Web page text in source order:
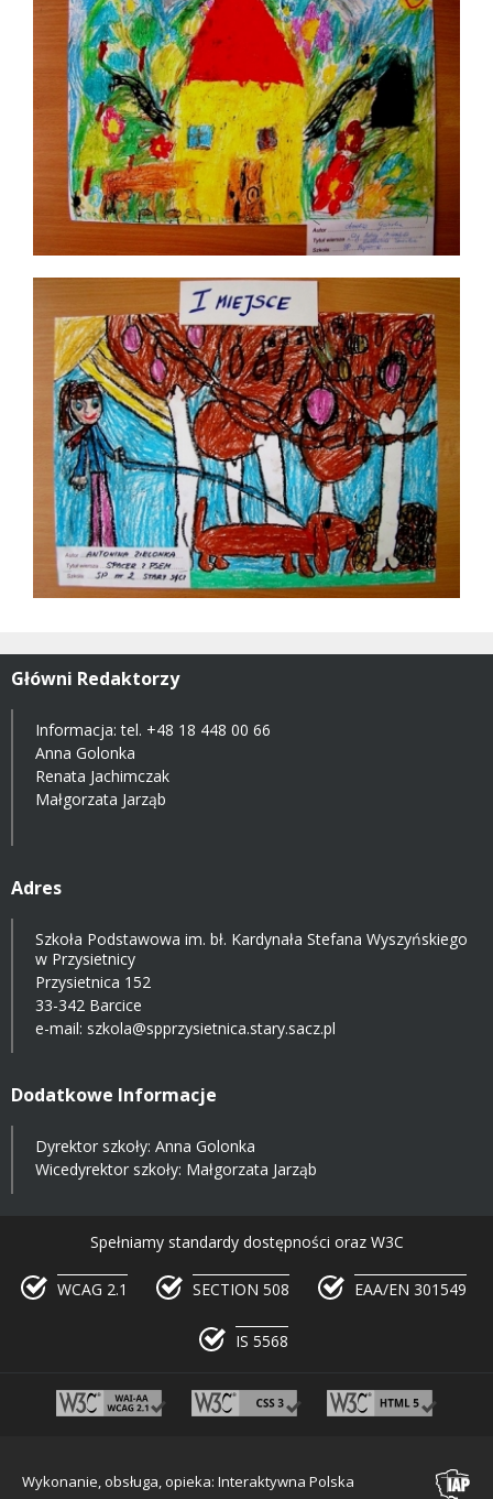
Główni Redaktorzy
Informacja: tel. +48 18 448 00 66
Anna Golonka
Renata Jachimczak
Małgorzata Jarząb
Adres
Szkoła Podstawowa im. bł. Kardynała Stefana Wyszyńskiego
w Przysietnicy
Przysietnica 152
33-342 Barcice
e-mail: szkola@spprzysietnica.stary.sacz.pl
Dodatkowe Informacje
Dyrektor szkoły: Anna Golonka
Wicedyrektor szkoły: Małgorzata Jarząb
Spełniamy standardy dostępności oraz W3C
WCAG 2.1 SECTION 508 EAA/EN 301549
IS 5568
Wykonanie, obsługa, opieka: Interaktywna Polska